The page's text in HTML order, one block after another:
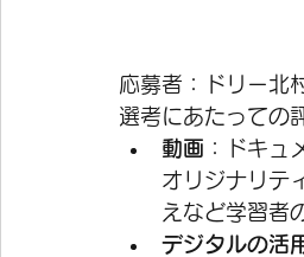
応募者：ドリー北
選考にあたっての
動画 ：ドキュ
オリジナリテ
えなど学習者
デジタルの活